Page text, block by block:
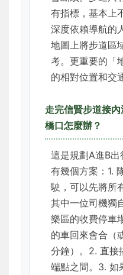
有指標，基本上
深度依賴導航的
地圖上將步道區
考。更重要的「
的相對位置和交
走完信賢步道接
橋口怎麼辦？
這是規劃A進B出
有幾個方案：1.
駛，可以先將所
其中一位司機獨
樂區的收費停車
的車回來會合（
分鐘）。2. 直接
端點之間。3. 如